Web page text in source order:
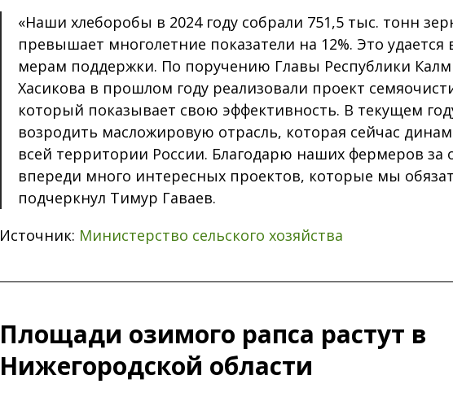
«Наши хлеборобы в 2024 году собрали 751,5 тыс. тонн
превышает многолетние показатели на 12%. Это удается
мерам поддержки. По поручению Главы Республики
Хасикова в прошлом году реализовали проект
который показывает свою эффективность. В текущем
возродить масложировую отрасль, которая сейчас
всей территории России. Благодарю наших фермеров за
впереди много интересных проектов, которые мы
подчеркнул Тимур Гаваев.
Источник: Министерство сельского хозяйства
Площади озимого рапса растут в
Нижегородской области